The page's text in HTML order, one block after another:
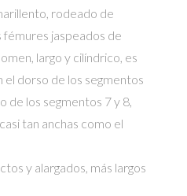
rodeado de
fémures jaspeados de
largo y cilíndrico, es
el dorso de los segmentos
de los segmentos 7 y 8,
tan anchas como el
y alargados, más largos